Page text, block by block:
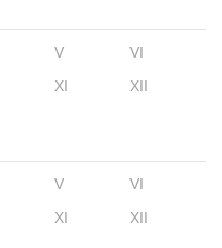
V
VI
XI XII
V
VI
XI XII